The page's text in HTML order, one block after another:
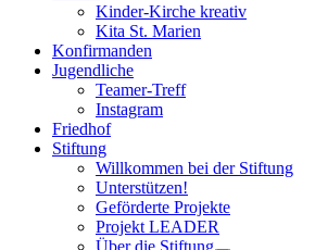
Kinder-Kirche kreativ
Kita St. Marien
Konfirmanden
Jugendliche
Teamer-Treff
Instagram
Friedhof
Stiftung
Willkommen bei der Stiftung
Unterstützen!
Geförderte Projekte
Projekt LEADER
Über die Stiftung